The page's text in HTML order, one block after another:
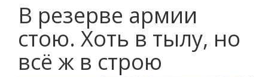
В резерве армии
стою. Хоть в тылу, но
всё ж в строю